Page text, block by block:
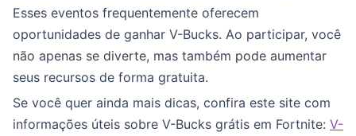
Esses eventos frequentemente oferecem
oportunidades de ganhar V-Bucks. Ao participar, você
não apenas se diverte, mas também pode aumentar
seus recursos de forma gratuita.
Se você quer ainda mais dicas, confira este site com
informações úteis sobre V-Bucks grátis em Fortnite: V-